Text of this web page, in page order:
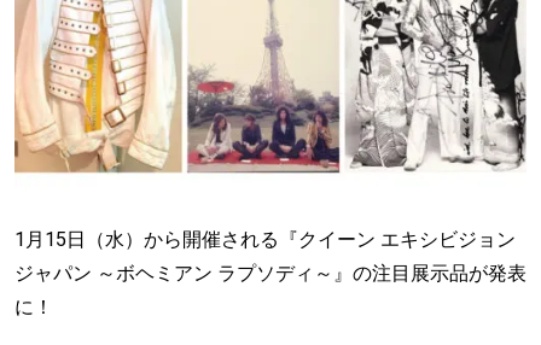
1月15日（水）から開催される『クイーン エキシビジョン
ジャパン ～ボヘミアン ラプソディ～』の注目展示品が発表
に！